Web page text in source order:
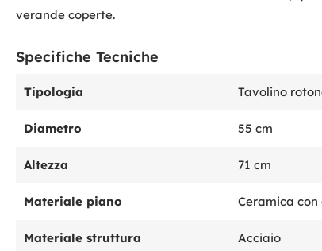
verande coperte.
Specifiche Tecniche
Tipologia Tavolino
Diametro 55 cm
Altezza 71 cm
Materiale piano Ceramica
Materiale struttura Acciaio